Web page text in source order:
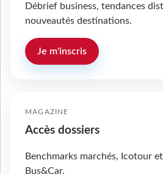
Débrief business, tendances
nouveautés destinations.
Je m'inscris
MAGAZINE
Accès dossiers
Benchmarks marchés, Icotour
Bus&Car.